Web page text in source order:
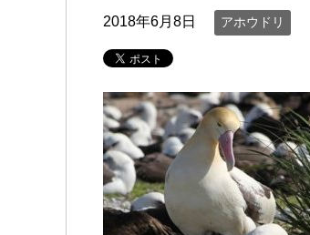
2018年6月8日 アホウドリ